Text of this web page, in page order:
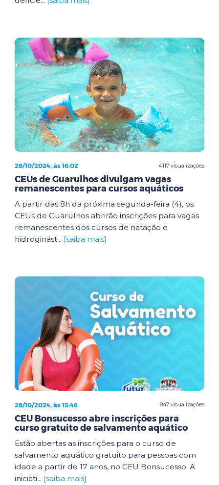
4117 visualizações
28/10/2024, às 16:02
CEUs de Guarulhos divulgam vagas
remanescentes para cursos aquáticos
A partir das 8h da próxima segunda-feira (4), os
CEUs de Guarulhos abrirão inscrições para vagas
remanescentes dos cursos de natação e
hidroginást... [saiba mais]
847 visualizações
28/10/2024, às 15:46
CEU Bonsucesso abre inscrições para
curso gratuito de salvamento aquático
Estão abertas as inscrições para o curso de
salvamento aquático gratuito para pessoas com
idade a partir de 17 anos, no CEU Bonsucesso. A
iniciati... [saiba mais]